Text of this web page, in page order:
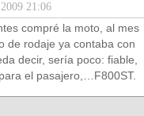
21:06
compré la moto, al mes
de rodaje ya contaba con
decir, sería poco: fiable,
el pasajero,…F800ST.